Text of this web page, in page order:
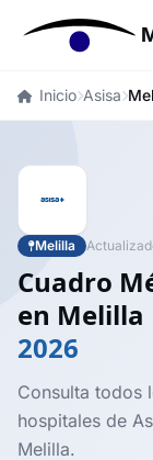
Inicio Asisa
Melilla
Cuadro
en Melilla
2026
Consulta todos
hospitales de
Melilla.